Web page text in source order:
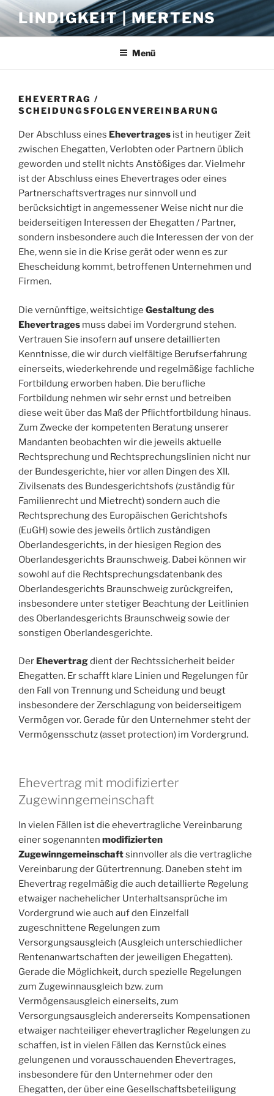
Zum
Inhalt
springen
LINDIGKEIT | MERTENS
Menü
EHEVERTRAG /
SCHEIDUNGSFOLGENVEREINBARUNG
Der Abschluss eines Ehevertrages ist in heutiger Zeit
zwischen Ehegatten, Verlobten oder Partnern üblich
geworden und stellt nichts Anstößiges dar. Vielmehr
ist der Abschluss eines Ehevertrages oder eines
Partnerschaftsvertrages nur sinnvoll und
berücksichtigt in angemessener Weise nicht nur die
beiderseitigen Interessen der Ehegatten / Partner,
sondern insbesondere auch die Interessen der von der
Ehe, wenn sie in die Krise gerät oder wenn es zur
Ehescheidung kommt, betroffenen Unternehmen und
Firmen.
Die vernünftige, weitsichtige Gestaltung des
Ehevertrages muss dabei im Vordergrund stehen.
Vertrauen Sie insofern auf unsere detaillierten
Kenntnisse, die wir durch vielfältige Berufserfahrung
einerseits, wiederkehrende und regelmäßige fachliche
Fortbildung erworben haben. Die berufliche
Fortbildung nehmen wir sehr ernst und betreiben
diese weit über das Maß der Pflichtfortbildung hinaus.
Zum Zwecke der kompetenten Beratung unserer
Mandanten beobachten wir die jeweils aktuelle
Rechtsprechung und Rechtsprechungslinien nicht nur
der Bundesgerichte, hier vor allen Dingen des XII.
Zivilsenats des Bundesgerichtshofs (zuständig für
Familienrecht und Mietrecht) sondern auch die
Rechtsprechung des Europäischen Gerichtshofs
(EuGH) sowie des jeweils örtlich zuständigen
Oberlandesgerichts, in der hiesigen Region des
Oberlandesgerichts Braunschweig. Dabei können wir
sowohl auf die Rechtsprechungsdatenbank des
Oberlandesgerichts Braunschweig zurückgreifen,
insbesondere unter stetiger Beachtung der Leitlinien
des Oberlandesgerichts Braunschweig sowie der
sonstigen Oberlandesgerichte.
Der Ehevertragdient der Rechtssicherheit beider
Ehegatten. Er schafft klare Linien und Regelungen für
den Fall von Trennung und Scheidung und beugt
insbesondere der Zerschlagung von beiderseitigem
Vermögen vor. Gerade für den Unternehmer steht der
Vermögensschutz (asset protection) im Vordergrund.
Ehevertrag mit modifizierter
Zugewinngemeinschaft
In vielen Fällen ist die ehevertragliche Vereinbarung
einer sogenannten modifizierten
Zugewinngemeinschaftsinnvoller als die vertragliche
Vereinbarung der Gütertrennung. Daneben steht im
Ehevertrag regelmäßig die auch detaillierte Regelung
etwaiger nachehelicher Unterhaltsansprüche im
Vordergrund wie auch auf den Einzelfall
zugeschnittene Regelungen zum
Versorgungsausgleich (Ausgleich unterschiedlicher
Rentenanwartschaften der jeweiligen Ehegatten).
Gerade die Möglichkeit, durch spezielle Regelungen
zum Zugewinnausgleich bzw. zum
Vermögensausgleich einerseits, zum
Versorgungsausgleich andererseits Kompensationen
etwaiger nachteiliger ehevertraglicher Regelungen zu
schaffen, ist in vielen Fällen das Kernstück eines
gelungenen und vorausschauenden Ehevertrages,
insbesondere für den Unternehmer oder den
Ehegatten, der über eine Gesellschaftsbeteiligung